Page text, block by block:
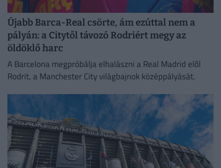
Újabb Barca-Real csörte, ám ezúttal nem a
pályán: a Citytől távozó Rodriért megy az
öldöklő harc
A Barcelona megpróbálja elhalászni a Real Madrid elől
Rodrit, a Manchester City világbajnok középpályását.